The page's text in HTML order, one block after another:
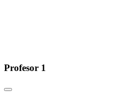
Profesor 1